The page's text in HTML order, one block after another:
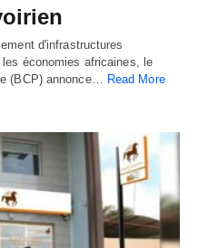
d'infrastructures
les économies africaines, le
(BCP) annonce…
Read More